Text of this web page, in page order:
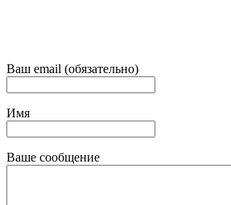
Ваш email (обязательно)
Имя
Ваше сообщение